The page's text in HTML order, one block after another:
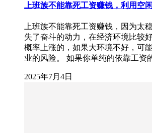
上班族不能靠死工资赚钱，利用空
上班族不能靠死工资赚钱，因为太
失了奋斗的动力，在经济环境比较
概率上涨的，如果大环境不好，可
业的风险。 如果你单纯的依靠工资
2025年7月4日